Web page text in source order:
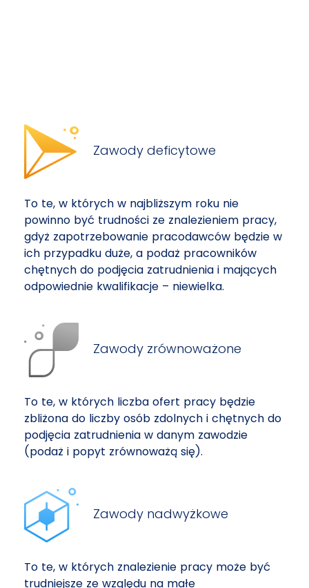
Zawody deficytowe
To te, w których w najbliższym roku nie
powinno być trudności ze znalezieniem pracy,
gdyż zapotrzebowanie pracodawców będzie w
ich przypadku duże, a podaż pracowników
chętnych do podjęcia zatrudnienia i mających
odpowiednie kwalifikacje – niewielka.
Zawody zrównoważone
To te, w których liczba ofert pracy będzie
zbliżona do liczby osób zdolnych i chętnych do
podjęcia zatrudnienia w danym zawodzie
(podaż i popyt zrównoważą się).
Zawody nadwyżkowe
To te, w których znalezienie pracy może być
trudniejsze ze względu na małe